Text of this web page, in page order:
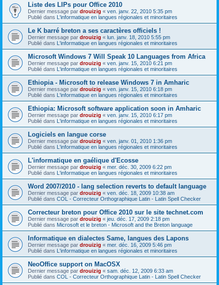
Liste des LIPs pour Office 2010
Dernier message par drouizig « ven. janv. 22, 2010 5:35 pm
Publié dans L'informatique en langues régionales et minoritaires
Le K barré breton a ses caractères officiels !
Dernier message par drouizig « lun. janv. 18, 2010 5:55 pm
Publié dans L'informatique en langues régionales et minoritaires
Microsoft Windows 7 Will Speak 10 Languages from Africa
Dernier message par drouizig « ven. janv. 15, 2010 6:21 pm
Publié dans L'informatique en langues régionales et minoritaires
Ethiopia - Microsoft to release Windows 7 in Amharic
Dernier message par drouizig « ven. janv. 15, 2010 6:18 pm
Publié dans L'informatique en langues régionales et minoritaires
Ethiopia: Microsoft software application soon in Amharic
Dernier message par drouizig « ven. janv. 15, 2010 6:17 pm
Publié dans L'informatique en langues régionales et minoritaires
Logiciels en langue corse
Dernier message par drouizig « ven. janv. 01, 2010 1:36 pm
Publié dans L'informatique en langues régionales et minoritaires
L'informatique en gaélique d'Ecosse
Dernier message par drouizig « mer. déc. 30, 2009 6:22 pm
Publié dans L'informatique en langues régionales et minoritaires
Word 2007/2010 - lang selection reverts to default language
Dernier message par drouizig « ven. déc. 18, 2009 10:38 am
Publié dans COL - Correcteur Orthographique Latin - Latin Spell Checker
Correcteur breton pour Office 2010 sur le site technet.com
Dernier message par drouizig « jeu. déc. 17, 2009 2:18 pm
Publié dans Microsoft et le breton - Microsoft and the Breton language
Informatique en dialectes Same, langues des Lapons
Dernier message par drouizig « mer. déc. 16, 2009 5:46 pm
Publié dans L'informatique en langues régionales et minoritaires
NeoOffice support on MacOSX
Dernier message par drouizig « sam. déc. 12, 2009 6:33 am
Publié dans COL - Correcteur Orthographique Latin - Latin Spell Checker